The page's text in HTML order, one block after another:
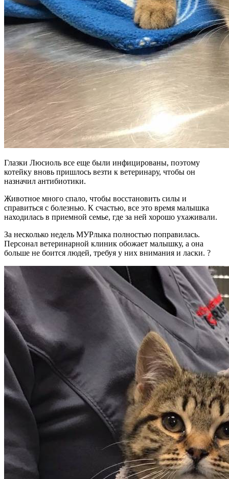
Глазки Люсиоль все еще были инфицированы, поэтому
котейку вновь пришлось везти к ветеринару, чтобы он
назначил антибиотики.
Животное много спало, чтобы восстановить силы и
справиться с болезнью. К счастью, все это время малышка
находилась в приемной семье, где за ней хорошо ухаживали.
За несколько недель МУРлыка полностью поправилась.
Персонал ветеринарной клиник обожает малышку, а она
больше не боится людей, требуя у них внимания и ласки. ?